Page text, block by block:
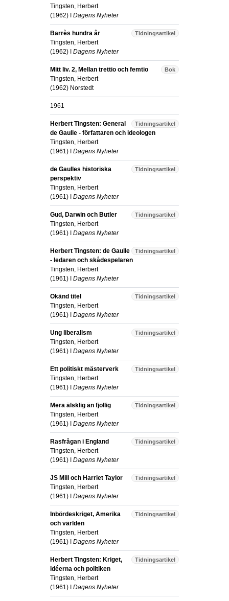
Tingsten, Herbert
(1962) I Dagens Nyheter
Tidningsartikel
Barrès hundra år
Tingsten, Herbert
(1962) I Dagens Nyheter
Bok
Mitt liv. 2, Mellan trettio och femtio
Tingsten, Herbert
(1962) Norstedt
1961
Tidningsartikel
Herbert Tingsten: General
de Gaulle - författaren och ideologen
Tingsten, Herbert
(1961) I Dagens Nyheter
Tidningsartikel
de Gaulles historiska
perspektiv
Tingsten, Herbert
(1961) I Dagens Nyheter
Tidningsartikel
Gud, Darwin och Butler
Tingsten, Herbert
(1961) I Dagens Nyheter
Tidningsartikel
Herbert Tingsten: de Gaulle
- ledaren och skådespelaren
Tingsten, Herbert
(1961) I Dagens Nyheter
Tidningsartikel
Okänd titel
Tingsten, Herbert
(1961) I Dagens Nyheter
Tidningsartikel
Ung liberalism
Tingsten, Herbert
(1961) I Dagens Nyheter
Tidningsartikel
Ett politiskt mästerverk
Tingsten, Herbert
(1961) I Dagens Nyheter
Tidningsartikel
Mera älsklig än fjollig
Tingsten, Herbert
(1961) I Dagens Nyheter
Tidningsartikel
Rasfrågan i England
Tingsten, Herbert
(1961) I Dagens Nyheter
Tidningsartikel
JS Mill och Harriet Taylor
Tingsten, Herbert
(1961) I Dagens Nyheter
Tidningsartikel
Inbördeskriget, Amerika
och världen
Tingsten, Herbert
(1961) I Dagens Nyheter
Tidningsartikel
Herbert Tingsten: Kriget,
idéerna och politiken
Tingsten, Herbert
(1961) I Dagens Nyheter